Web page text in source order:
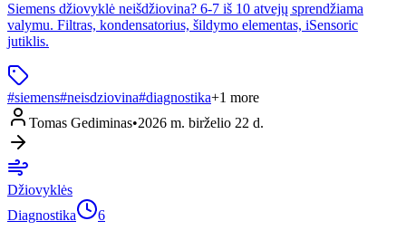
Siemens džiovyklė neišdžiovina? 6-7 iš 10 atvejų sprendžiama
valymu. Filtras, kondensatorius, šildymo elementas, iSensoric
jutiklis.
#siemens#neisdziovina#diagnostika+1 more
Tomas Gediminas•2026 m. birželio 22 d.
Džiovyklės
Diagnostika
6